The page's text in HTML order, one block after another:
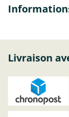
Livraison